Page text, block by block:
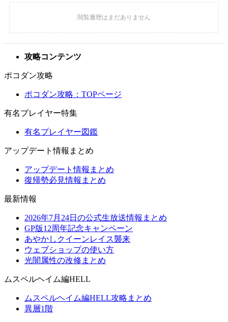
攻略コンテンツ
ポコダン攻略
ポコダン攻略：TOPページ
有名プレイヤー特集
有名プレイヤー図鑑
アップデート情報まとめ
アップデート情報まとめ
復帰勢必見情報まとめ
最新情報
2026年7月24日の公式生放送情報まとめ
GP版12周年記念キャンペーン
あやかしクイーンレイス襲来
ウェブショップの使い方
光闇属性の改修まとめ
ムスペルヘイム編HELL
ムスペルヘイム編HELL攻略まとめ
異層1階